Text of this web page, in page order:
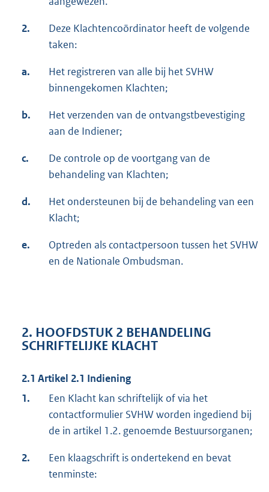
2.
Deze Klachtencoördinator heeft de volgende
taken:
a.
Het registreren van alle bij het SVHW
binnengekomen Klachten;
b.
Het verzenden van de ontvangstbevestiging
aan de Indiener;
c.
De controle op de voortgang van de
behandeling van Klachten;
d.
Het ondersteunen bij de behandeling van een
Klacht;
e.
Optreden als contactpersoon tussen het SVHW
en de Nationale Ombudsman.
2. HOOFDSTUK 2 BEHANDELING
SCHRIFTELIJKE KLACHT
2.1 Artikel 2.1 Indiening
1.
Een Klacht kan schriftelijk of via het
contactformulier SVHW worden ingediend bij
de in artikel 1.2. genoemde Bestuursorganen;
2.
Een klaagschrift is ondertekend en bevat
tenminste: